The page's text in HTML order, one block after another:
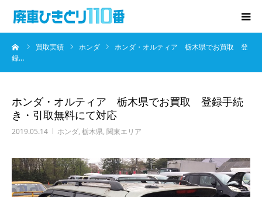
買取実績 ホンダ
ホンダ・オルティア 栃木県でお買取 登
録…
ホンダ・オルティア 栃木県でお買取 登録手続
き・引取無料にて対応
2019.05.14 ホンダ, 栃木県, 関東エリア
廃車･事故車の買取
無料査定
お知らせ